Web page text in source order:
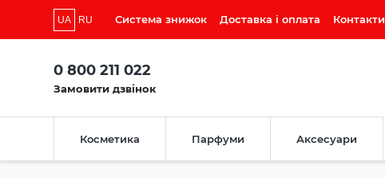
UA RU Система знижок Доставка і оплата Контакти
0 800 211 022
Замовити дзвінок
Косметика Парфуми Аксесуари